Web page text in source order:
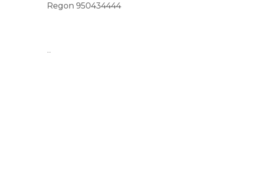
Regon 950434444